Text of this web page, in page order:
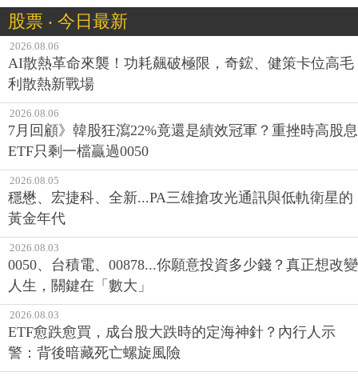
股票 ‧ 今日最新
2026.08.06
AI散熱革命來襲！功耗飆破極限，奇鋐、健策卡位高毛
利散熱新戰場
2026.08.06
7月回顧》韓股狂瀉22%竟還是績效冠軍？重挫時高股息
ETF只剩一檔贏過0050
2026.08.05
穩懋、宏捷科、全新...PA三雄搶攻光通訊與低軌衛星的
黃金年代
2026.08.03
0050、台積電、00878...你願意投資多少錢？真正想改變
人生，關鍵在「數大」
2026.08.03
ETF愈跌愈買，成台股大跌時的定海神針？內行人示
警：背後暗藏死亡螺旋風險